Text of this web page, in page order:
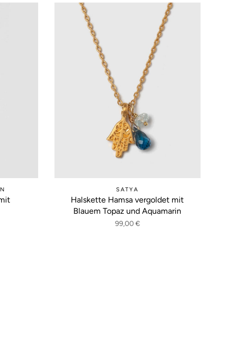
SATYA
Halskette Hamsa vergoldet mit
Blauem Topaz und Aquamarin
99,00 €